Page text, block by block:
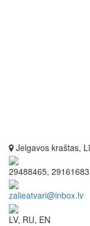
Jelgavos kraštas,
29488465, 29161683
zalieatvari@inbox.lv
LV, RU, EN